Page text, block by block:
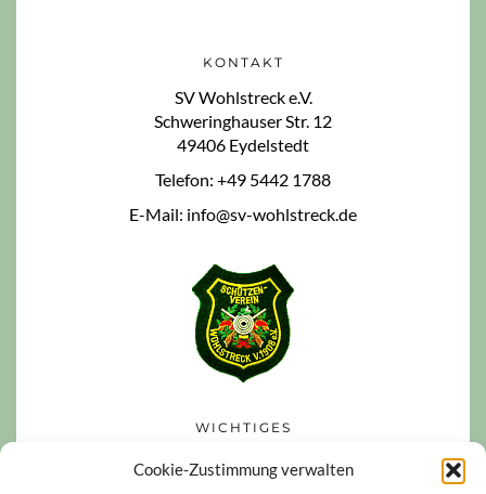
Cookie-Zustimmung verwalten
KONTAKT
SV Wohlstreck e.V.
Schweringhauser Str. 12
49406 Eydelstedt
Telefon: +49 5442 1788
E-Mail: info@sv-wohlstreck.de
WICHTIGES
Datenschutzerklärung